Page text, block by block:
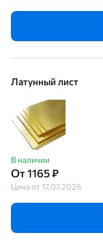
Латунный лист
В наличии
От 1165 ₽
Цена от 17.07.2026